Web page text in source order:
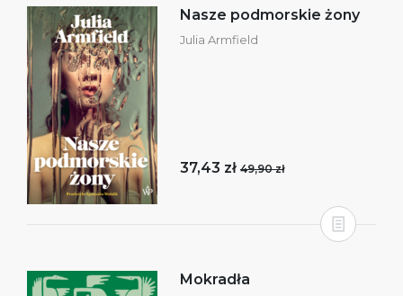
Nasze podmorskie żony
Julia Armfield
37,43 zł 49,90 zł
Mokradła